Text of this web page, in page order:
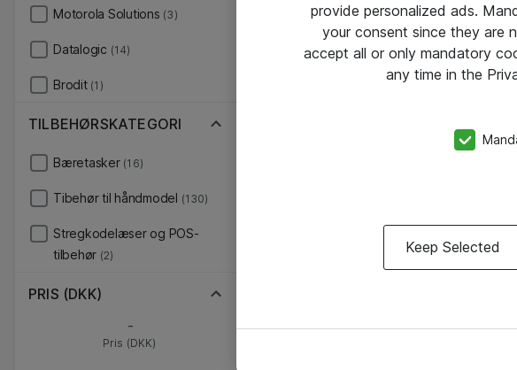
Motorola Solutions (3)
Datalogic (14)
Brodit (1)
TILBEHØRSKATEGORI
Bæretasker (16)
Tibehør til håndmodel (130)
Stregkodelæser og POS-
tilbehør (2)
PRIS (DKK)
-
Pris (DKK)
provide personalized ads.
your consent since they are
accept all or only mandatory
any time in the
Keep Selected